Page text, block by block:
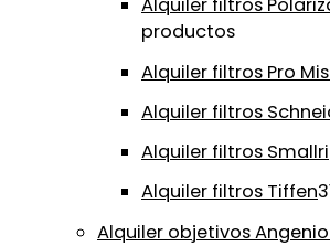
Alquiler filtros
productos
Alquiler filtros Pro
Alquiler filtros
Alquiler filtros
Alquiler filtros Tiffen
Alquiler objetivos